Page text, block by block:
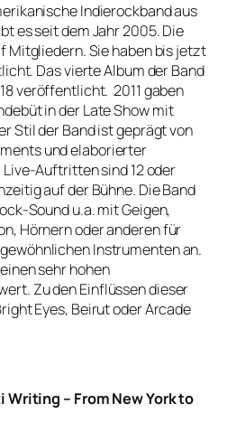
Indierockband aus
es seit dem Jahr 2005. Die
Mitgliedern. Sie haben bis jetzt
Das vierte Album der Band
veröffentlicht. 2011 gaben
in der Late Show mit
Stil der Band ist geprägt von
und elaborierter
Auftritten sind 12 oder
auf der Bühne. Die Band
Sound u.a. mit Geigen,
Hörnern oder anderen für
Instrumenten an.
sehr hohen
Zu den Einflüssen dieser
Eyes, Beirut oder Arcade
Writing – From New York to